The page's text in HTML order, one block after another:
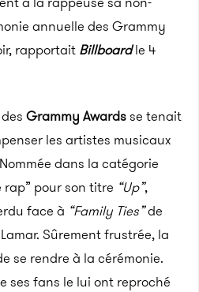
annuelle des Grammy
rapportait Billboardle 4
Grammy Awardsse tenait
les artistes musicaux
dans la catégorie
pour son titre “Up”,
face à “Family Ties”de
Sûrement frustrée, la
se rendre à la cérémonie.
ses fans le lui ont reproché